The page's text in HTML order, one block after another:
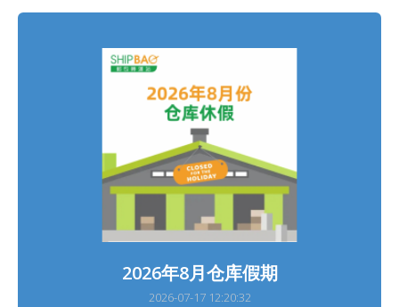
schedule your pickup arrangement in advance
═══════════ Stock in & out will be suspended
during warehouses holidays and sorry for the
inconvenience ═══════════ *Warehouses
holidays may subject to temporary changes, this
version shall prevail
2026年8月仓库假期
2026-07-17 12:20:32